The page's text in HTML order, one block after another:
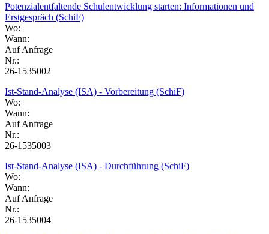
Potenzialentfaltende Schulentwicklung starten: Informationen und
Erstgespräch (SchiF)
Wo:
Wann:
Auf Anfrage
Nr.:
26-1535002
Ist-Stand-Analyse (ISA) - Vorbereitung (SchiF)
Wo:
Wann:
Auf Anfrage
Nr.:
26-1535003
Ist-Stand-Analyse (ISA) - Durchführung (SchiF)
Wo:
Wann:
Auf Anfrage
Nr.:
26-1535004